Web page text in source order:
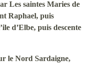
Les saintes Maries de
Raphael, puis
d’Elbe, puis descente
le Nord Sardaigne,